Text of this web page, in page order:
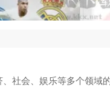
社会、娱乐等多个领域